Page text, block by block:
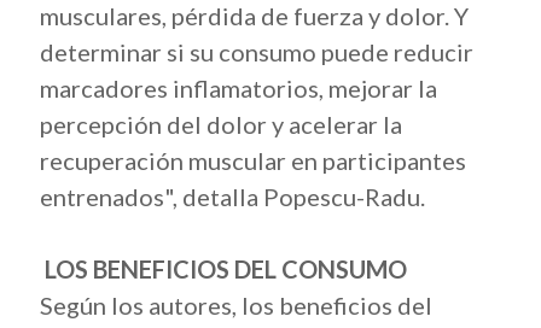
musculares, pérdida de fuerza y dolor. Y
determinar si su consumo puede reducir
marcadores inflamatorios, mejorar la
percepción del dolor y acelerar la
recuperación muscular en participantes
entrenados", detalla Popescu-Radu.
LOS BENEFICIOS DEL CONSUMO
Según los autores, los beneficios del